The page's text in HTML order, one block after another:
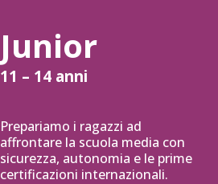
Junior
11 – 14 anni
Prepariamo i ragazzi ad
affrontare la scuola media con
sicurezza, autonomia e le prime
certificazioni internazionali.